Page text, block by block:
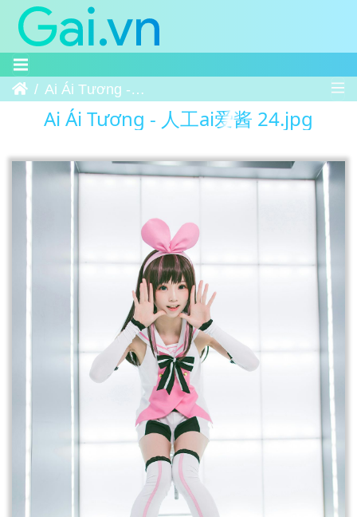
Trang chủAi Ái Tương - 人工ai爱酱 24
Ai Ái Tương - 人工ai爱酱 24.jpg